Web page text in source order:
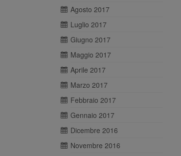
Agosto 2017
Luglio 2017
Giugno 2017
Maggio 2017
Aprile 2017
Marzo 2017
Febbraio 2017
Gennaio 2017
Dicembre 2016
Novembre 2016